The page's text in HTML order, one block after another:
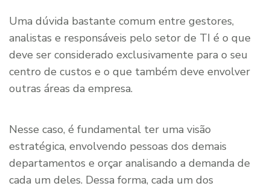
Uma dúvida bastante comum entre gestores,
analistas e responsáveis pelo setor de TI é o que
deve ser considerado exclusivamente para o seu
centro de custos e o que também deve envolver
outras áreas da empresa.
Nesse caso, é fundamental ter uma visão
estratégica, envolvendo pessoas dos demais
departamentos e orçar analisando a demanda de
cada um deles. Dessa forma, cada um dos